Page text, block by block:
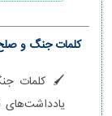
کلمات جنگ و
🖌 کلمات
یادداشت‌های